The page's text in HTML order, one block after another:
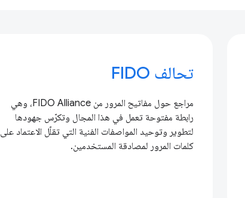
تحالف FIDO
مراجع حول مفاتيح المرور من FIDO Alliance، وهي
رابطة مفتوحة تعمل في هذا المجال وتكرّس جهودها
لتطوير وتوحيد المواصفات الفنية التي تقلّل الاعتماد على
كلمات المرور لمصادقة المستخدمين.